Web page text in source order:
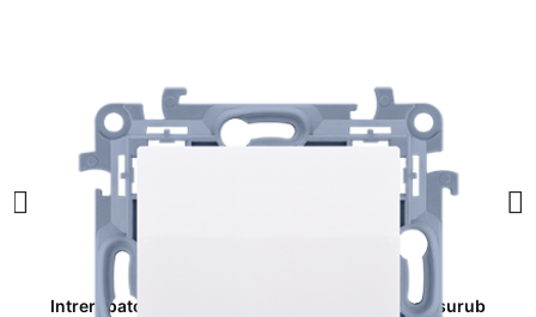
Intrerupator monopolar 10A 250V alb borne cu surub